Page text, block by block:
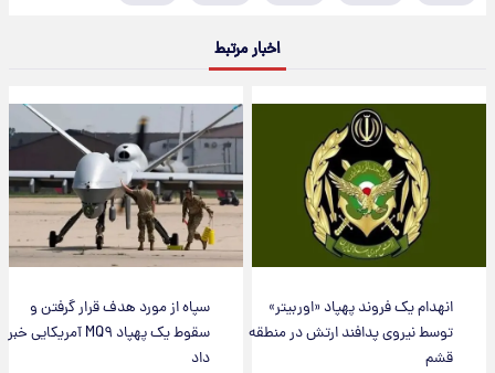
اخبار مرتبط
انهدام یک فروند پهپاد «اوربیتر»
توسط نیروی پدافند ارتش در منطقه
قشم
سپاه از مورد هدف قرار گرفتن و
سقوط یک پهپاد MQ۹ آمریکایی خبر
داد